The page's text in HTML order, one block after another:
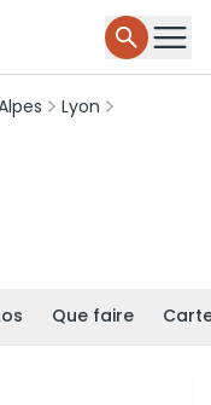
Lyon
Que faire